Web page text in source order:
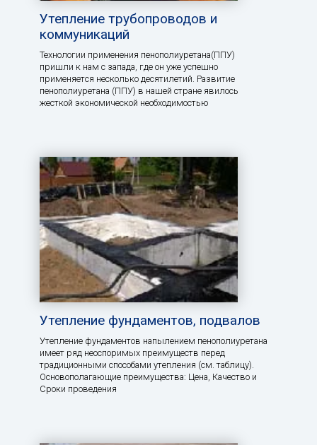
Утепление трубопроводов и
коммуникаций
Технологии применения пенополиуретана(ППУ)
пришли к нам с запада, где он уже успешно
применяется несколько десятилетий. Развитие
пенополиуретана (ППУ) в нашей стране явилось
жесткой экономической необходимостью
Утепление фундаментов, подвалов
Утепление фундаментов напылением пенополиуретана
имеет ряд неоспоримых преимуществ перед
традиционными способами утепления (см. таблицу).
Основополагающие преимущества: Цена, Качество и
Сроки проведения